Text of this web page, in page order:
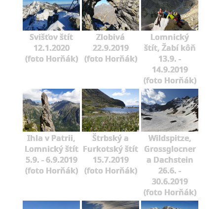
Svišťov štít
12.1.2020
(foto Horňák)
Zlobivá
22.9.2019
(foto Horňák)
Lomnický
štít, Žabí kôň
13.9. -
14.9.2019
(foto Horňák)
Ihla v Patrii,
Lomnický štít
5.9. - 6.9.2019
(foto Horňák)
Štrbský a
Furkotský štít
15.7.2019
(foto Horňák)
Wildspitze,
Grossglocner
a Dachstein
26.6. -
30.6.2019
(foto Horňák)